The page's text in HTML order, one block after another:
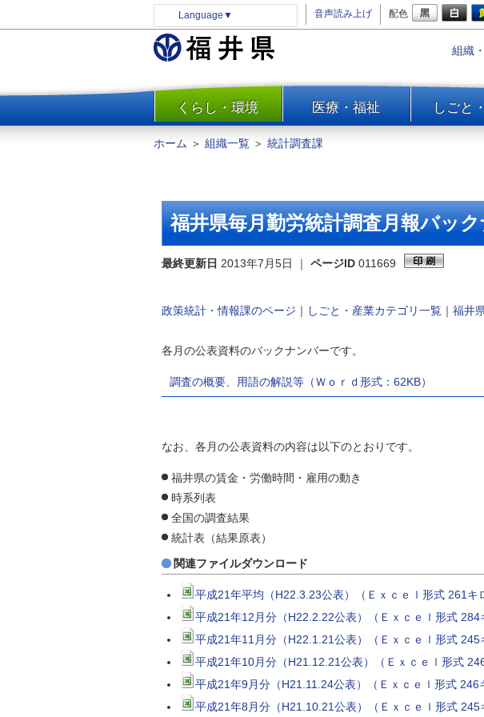
Language ▼ 音声読み上げ 配色
組織
一覧
くらし・環境 医療・福祉 しごと
防災
水道・エネルギー
住まい・土地
環境問題・廃棄物対策・リサ
イクル
河川・砂防・港湾
ホーム ＞ 組織一覧 ＞ 統計調査課
福井県毎月勤労統計調査月報バッ
最終更新日 2013年7月5日 ｜ ページID 011669
政策統計・情報課のページ ｜ しごと・産業カテゴリ一覧 ｜ 福井
各月の公表資料のバックナンバーです。
調査の概要、用語の解説等（Ｗｏｒｄ形式：62KB）
なお、各月の公表資料の内容は以下のとおりです。
福井県の賃金・労働時間・雇用の動き
時系列表
全国の調査結果
統計表（結果原表）
関連ファイルダウンロード
平成21年平均（H22.3.23公表）（Ｅｘｃｅｌ形式 261キ
平成21年12月分（H22.2.22公表）（Ｅｘｃｅｌ形式 284
平成21年11月分（H22.1.21公表）（Ｅｘｃｅｌ形式 245
平成21年10月分（H21.12.21公表）（Ｅｘｃｅｌ形式 246
平成21年9月分（H21.11.24公表）（Ｅｘｃｅｌ形式 246
平成21年8月分（H21.10.21公表）（Ｅｘｃｅｌ形式 245